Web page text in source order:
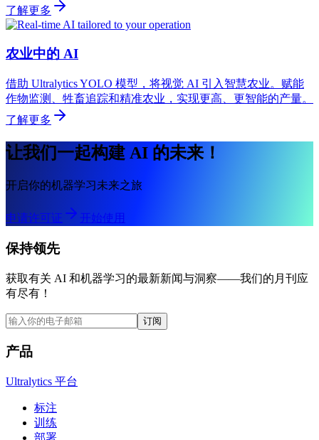
了解更多
农业中的 AI
借助 Ultralytics YOLO 模型，将视觉 AI 引入智慧农业。赋能
作物监测、牲畜追踪和精准农业，实现更高、更智能的产量。
了解更多
让我们一起构建 AI 的未来！
开启你的机器学习未来之旅
申请许可证 开始使用
保持领先
获取有关 AI 和机器学习的最新新闻与洞察——我们的月刊应
有尽有！
订阅
产品
Ultralytics 平台
标注
训练